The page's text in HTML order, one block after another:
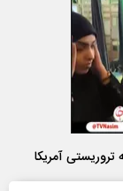
تروریستی آمریکا